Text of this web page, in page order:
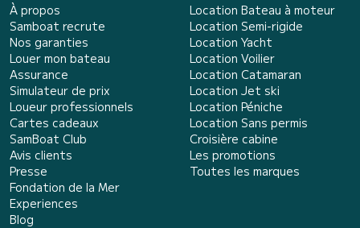
À propos
Samboat recrute
Nos garanties
Louer mon bateau
Assurance
Simulateur de prix
Loueur professionnels
Cartes cadeaux
SamBoat Club
Avis clients
Presse
Fondation de la Mer
Experiences
Blog
Location Bateau à moteur
Location Semi-rigide
Location Yacht
Location Voilier
Location Catamaran
Location Jet ski
Location Péniche
Location Sans permis
Croisière cabine
Les promotions
Toutes les marques